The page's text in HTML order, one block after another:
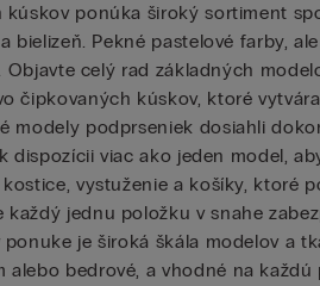
kúskov ponúka široký sortiment
bielizeň. Pekné pastelové farby,
Objavte celý rad základných
čipkovaných kúskov, ktoré
modely podprseniek dosiahli
dispozícii viac ako jeden model,
vystuženie a košíky, ktoré
jednu položku v snahe
je široká škála modelov a
alebo bedrové, a vhodné na